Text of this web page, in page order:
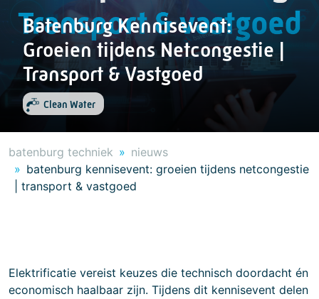
Batenburg Kennisevent:
Groeien tijdens Netcongestie |
Transport & Vastgoed
Clean Water
batenburg techniek
nieuws
batenburg kennisevent: groeien tijdens netcongestie
| transport & vastgoed
Elektrificatie vereist keuzes die technisch doordacht én
economisch haalbaar zijn. Tijdens dit kennisevent delen